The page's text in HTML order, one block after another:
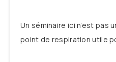
Un séminaire ici n’est pas
point de respiration utile